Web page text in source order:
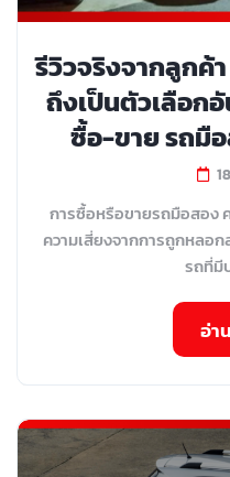
รีวิวจริงจากลูกค้
ถึงเป็นตัวเลือก
ซื้อ-ขาย รถมือ
การซื้อหรือขายรถมือสอง
ความเสี่ยงจากการถูกหลอ
รถที่มี
อ่า